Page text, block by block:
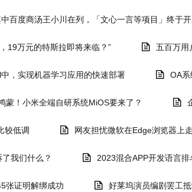
百度商汤王小川在列，「文心一言等项目」终于
19万元的特斯拉即将来临？” 五百万用
，实现机器学习应用的快速部署 OA
蒙！小米全端自研系统MiOS要来了？
较低调 网友担忧微软在Edge浏览器上
我们什么？ 2023混合APP开发语言排
张证明解绑成功 好莱坞演员编剧罢工